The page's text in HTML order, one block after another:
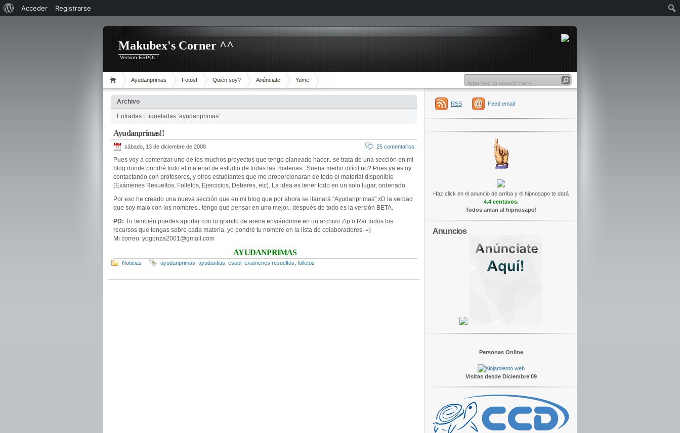
Makubex's Corner ^^
Version ESPOL!
Ayudanprimas Fotos! Quién soy? Anúnciate Yume
Archivo
Entradas Etiquetadas ‘ayudanprimas’
Ayudanprimas!!
sábado, 13 de diciembre de 2008 25 comentarios
Pues voy a comenzar uno de los muchos proyectos que tengo planeado hacer.. se trata de una sección en mi
blog donde pondré todo el material de estudio de todas las materias.. Suena medio difícil no? Pues ya estoy
contactando con profesores, y otros estudiantes que me proporcionaran de todo el material disponible
(Exámenes Resueltos, Folletos, Ejercicios, Deberes, etc). La idea es tener todo en un solo lugar, ordenado.
Por eso he creado una nueva sección que en mi blog que por ahora se llamará "Ayudanprimas" xD la verdad
que soy malo con los nombres.. tengo que pensar en uno mejor.. después de todo es la versión BETA.
PD: Tu también puedes aportar con tu granito de arena enviándome en un archivo Zip o Rar todos los
recursos que tengas sobre cada materia, yo pondré tu nombre en la lista de colaboradores. =)
Mi correo: yogonza2001@gmail.com
AYUDANPRIMAS
Noticias ayudanprimas ayudantias espol examenes resueltos folletos
RSS Feed email
Haz click en el anuncio de arriba y el hipnosapo te dará
4.4 centavos.
Todos aman al hipnosapo!
Anuncios
Personas Online
Visitas desde Diciembre'09
Acerca
Acceder Registrarse